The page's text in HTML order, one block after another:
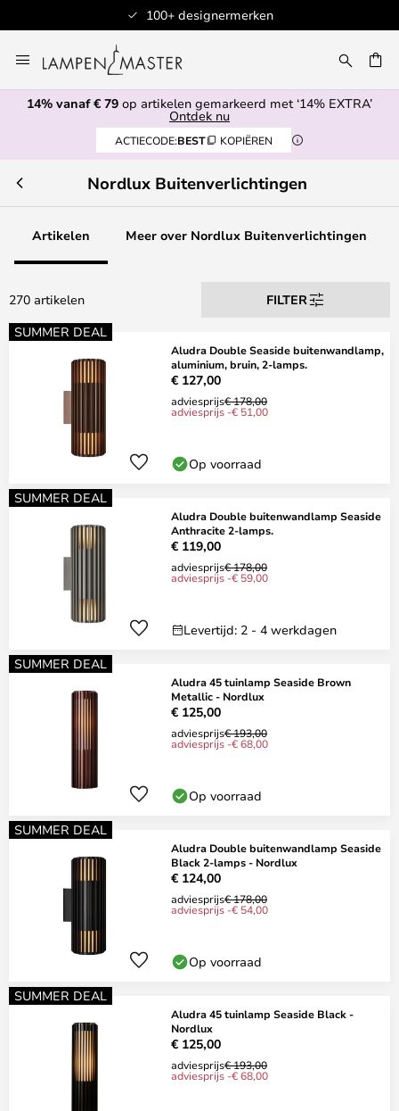
100+ designermerken
naar
de
inhoud
14% vanaf € 79 op artikelen gemarkeerd met ‘14% EXTRA’
Ontdek nu
ACTIECODE:BEST KOPIËREN
Nordlux Buitenverlichtingen
Artikelen Meer over Nordlux Buitenverlichtingen
270 artikelen
FILTER
SUMMER DEAL
Aludra Double Seaside buitenwandlamp,
aluminium, bruin, 2-lamps.
€ 127,00
adviesprijs€ 178,00
adviesprijs -€ 51,00
Op voorraad
SUMMER DEAL
Aludra Double buitenwandlamp Seaside
Anthracite 2-lamps.
€ 119,00
adviesprijs€ 178,00
adviesprijs -€ 59,00
Levertijd: 2 - 4 werkdagen
SUMMER DEAL
Aludra 45 tuinlamp Seaside Brown
Metallic - Nordlux
€ 125,00
adviesprijs€ 193,00
adviesprijs -€ 68,00
Op voorraad
SUMMER DEAL
Aludra Double buitenwandlamp Seaside
Black 2-lamps - Nordlux
€ 124,00
adviesprijs€ 178,00
adviesprijs -€ 54,00
Op voorraad
SUMMER DEAL
Aludra 45 tuinlamp Seaside Black -
Nordlux
€ 125,00
adviesprijs€ 193,00
adviesprijs -€ 68,00